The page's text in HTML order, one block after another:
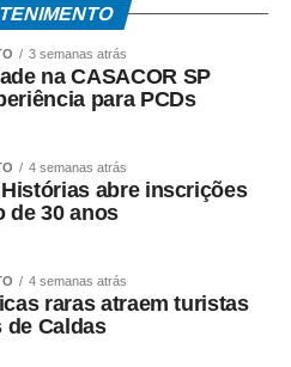
3 semanas atrás
na CASACOR SP
para PCDs
4 semanas atrás
abre inscrições
de 30 anos
4 semanas atrás
raras atraem turistas
de Caldas